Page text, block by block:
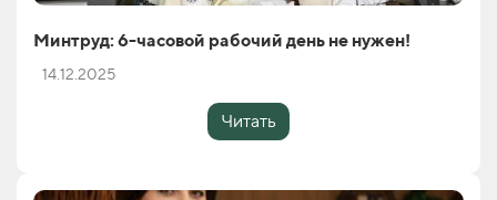
Минтруд: 6-часовой рабочий день не нужен!
14.12.2025
Читать